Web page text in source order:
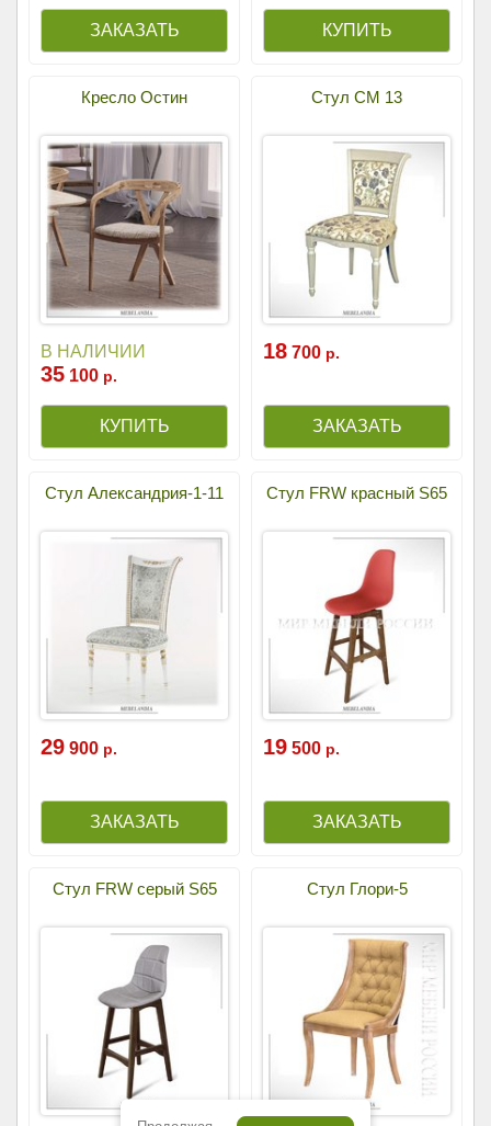
Кресло Остин
В НАЛИЧИИ
35 100 р.
Стул СМ 13
18 700 р.
Стул Александрия-1-11
29 900 р.
Стул FRW красный S65
19 500 р.
Стул FRW серый S65 Стул Глори-5